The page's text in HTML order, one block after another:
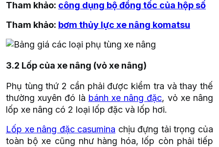
Tham khảo: công dụng bộ đồng tốc của hộp số
Tham khảo: bơm thủy lực xe nâng komatsu
3.2 Lốp của xe nâng (vỏ xe nâng)
Phụ tùng thứ 2 cần phải được kiểm tra và thay thế
thường xuyên đó là bánh xe nâng đặc, vỏ xe nâng
lốp xe nâng có 2 loại lốp đặc và lốp hơi.
Lốp xe nâng đặc casumina chịu đựng tải trọng của
toàn bộ xe cũng như hàng hóa, lốp còn phải tiếp